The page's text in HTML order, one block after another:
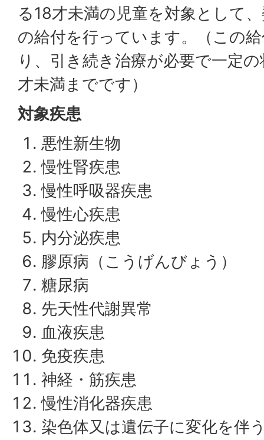
る18才未満の児童を対象として
の給付を行っています。（この
り、引き続き治療が必要で一定
才未満までです）
対象疾患
悪性新生物
慢性腎疾患
慢性呼吸器疾患
慢性心疾患
内分泌疾患
膠原病（こうげんびょう）
糖尿病
先天性代謝異常
血液疾患
免疫疾患
神経・筋疾患
慢性消化器疾患
染色体又は遺伝子に変化を伴